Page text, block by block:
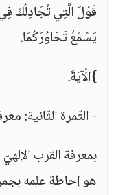
قَوْلَ الَّتِي تُجَادِلُكَ
يَسْمَعُ تَحَاوُرَكُمَا.
}الْآيَةَ.
- الثّمرة الثّانية:
بمعرفة القرب
هو إحاطة علمه